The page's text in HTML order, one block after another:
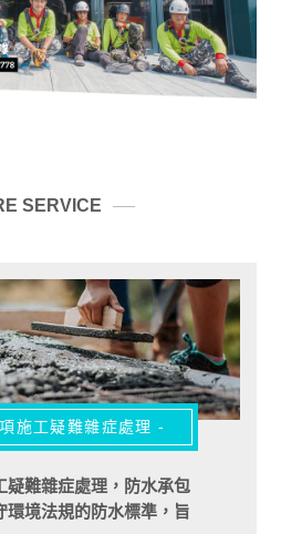
SERVICE
施工疑難雜症處理 -
疑難雜症處理，防水承包
環境法規的防水標準，旨